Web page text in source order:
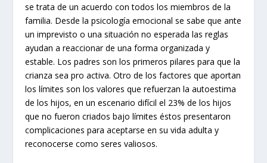
se trata de un acuerdo con todos los miembros de la
familia. Desde la psicología emocional se sabe que ante
un imprevisto o una situación no esperada las reglas
ayudan a reaccionar de una forma organizada y
estable. Los padres son los primeros pilares para que la
crianza sea pro activa. Otro de los factores que aportan
los límites son los valores que refuerzan la autoestima
de los hijos, en un escenario difícil el 23% de los hijos
que no fueron criados bajo límites éstos presentaron
complicaciones para aceptarse en su vida adulta y
reconocerse como seres valiosos.